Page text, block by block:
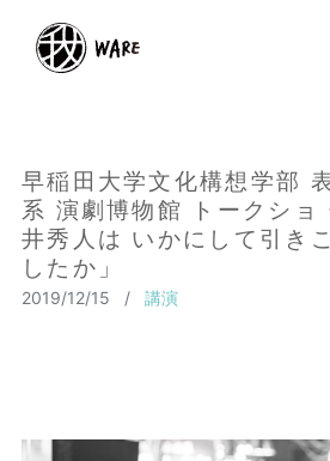
早稲田大学文化構想学部
系 演劇博物館 トークショ
井秀人は いかにして引き
したか」
2019/12/15 / 講演